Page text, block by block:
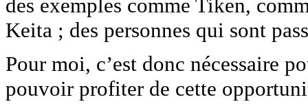
des exemples comme Tiken,
Keita ; des personnes qui sont
Pour moi, c’est donc nécessaire
pouvoir profiter de cette